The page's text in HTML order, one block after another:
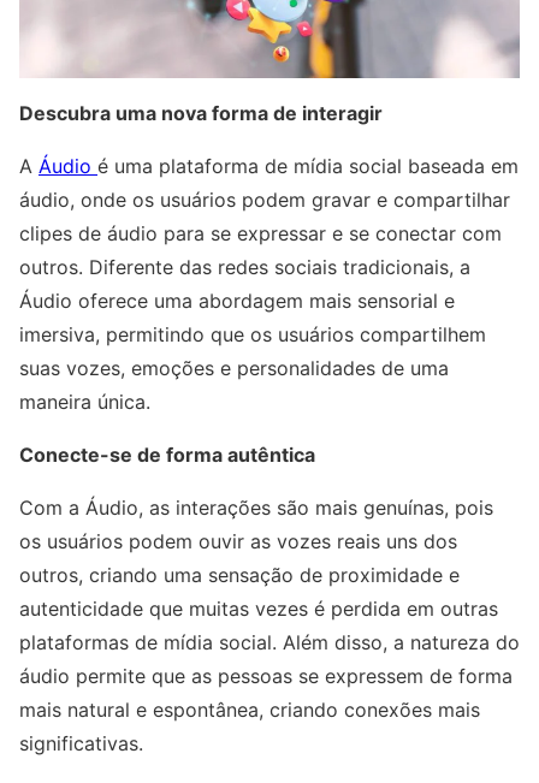
Descubra uma nova forma de interagir
A Áudio é uma plataforma de mídia social baseada em
áudio, onde os usuários podem gravar e compartilhar
clipes de áudio para se expressar e se conectar com
outros. Diferente das redes sociais tradicionais, a
Áudio oferece uma abordagem mais sensorial e
imersiva, permitindo que os usuários compartilhem
suas vozes, emoções e personalidades de uma
maneira única.
Conecte-se de forma autêntica
Com a Áudio, as interações são mais genuínas, pois
os usuários podem ouvir as vozes reais uns dos
outros, criando uma sensação de proximidade e
autenticidade que muitas vezes é perdida em outras
plataformas de mídia social. Além disso, a natureza do
áudio permite que as pessoas se expressem de forma
mais natural e espontânea, criando conexões mais
significativas.